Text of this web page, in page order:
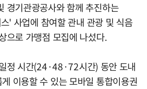
경기관광공사와 함께 추진하는
' 사업에 참여할 관내 관광 및 식음
으로 가맹점 모집에 나섰다.
정 시간(24·48·72시간) 동안 도내
이용할 수 있는 모바일 통합이용권